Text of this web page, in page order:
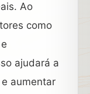
Ao
como
ajudará a
aumentar